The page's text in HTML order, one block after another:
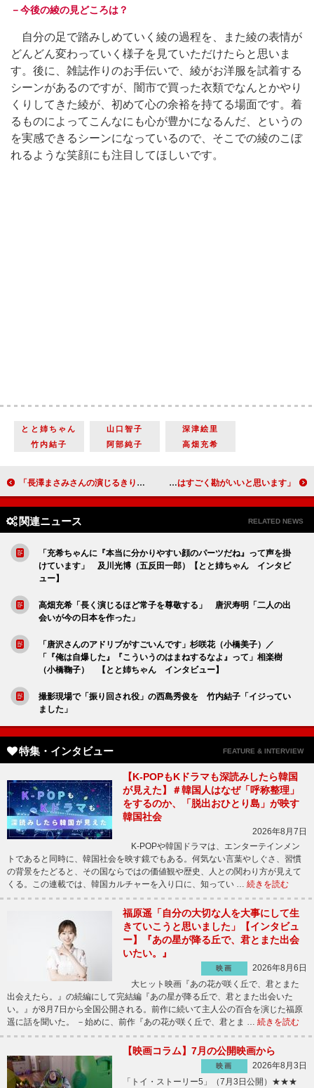
－今後の綾の見どころは？
自分の足で踏みしめていく綾の過程を、また綾の表情が
どんどん変わっていく様子を見ていただけたらと思いま
す。後に、雑誌作りのお手伝いで、綾がお洋服を試着する
シーンがあるのですが、闇市で買った衣類でなんとかやり
くりしてきた綾が、初めて心の余裕を持てる場面です。着
るものによってこんなにも心が豊かになるんだ、というの
を実感できるシーンになっているので、そこでの綾のこぼ
れるような笑顔にも注目してほしいです。
とと姉ちゃん 山口智子
深津絵里
竹内結子
阿部純子 高畑充希
「長澤まさみさんの演じるきりがかわいくて妹のように感じられます」 橋本マナミ（玉＝細川ガラシャ）【真田丸 インタビュー】 「充希ちゃんはすごく勘がいいと思います」 唐沢寿明（花山伊佐次） 【とと姉ちゃん インタビュー】
関連ニュース RELATED NEWS
「充希ちゃんに『本当に分かりやすい顔のパーツだね』って声を掛
けています」 及川光博（五反田一郎）【とと姉ちゃん インタビ
ュー】
高畑充希「長く演じるほど常子を尊敬する」 唐沢寿明「二人の出
会いが今の日本を作った」
「唐沢さんのアドリブがすごいんです」杉咲花（小橋美子）／
「『俺は自爆した』『こういうのはまねするなよ』って」相楽樹
（小橋鞠子） 【とと姉ちゃん インタビュー】
撮影現場で「振り回され役」の西島秀俊を 竹内結子「イジってい
ました」
特集・インタビュー FEATURE & INTERVIEW
【K-POPもKドラマも深読みしたら韓国
が見えた】＃韓国人はなぜ「呼称整理」
をするのか、「脱出おひとり島」が映す
韓国社会
2026年8月7日
K-POPや韓国ドラマは、エンターテインメン
トであると同時に、韓国社会を映す鏡でもある。何気ない言葉やしぐさ、習慣
の背景をたどると、その国ならではの価値観や歴史、人との関わり方が見えて
くる。この連載では、韓国カルチャーを入り口に、知ってい … 続きを読む
福原遥「自分の大切な人を大事にして生
きていこうと思いました」【インタビュ
ー】『あの星が降る丘で、君とまた出会
いたい。』
映画
2026年8月6日
大ヒット映画『あの花が咲く丘で、君とまた
出会えたら。』の続編にして完結編『あの星が降る丘で、君とまた出会いた
い。』が8月7日から全国公開される。前作に続いて主人公の百合を演じた福原
遥に話を聞いた。 －始めに、前作『あの花が咲く丘で、君とま … 続きを読む
【映画コラム】7月の公開映画から
映画
2026年8月3日
「トイ・ストーリー5」（7月3日公開）★★★